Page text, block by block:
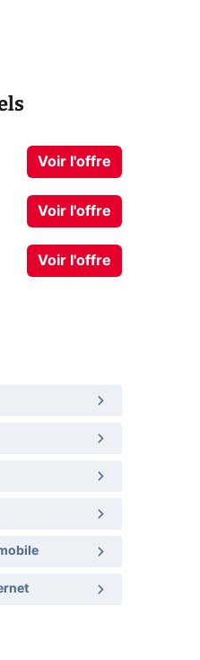
Voir l'offre
Voir l'offre
Voir l'offre